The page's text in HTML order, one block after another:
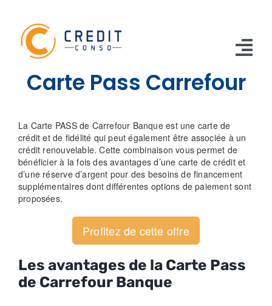
content
TRAVAUX
VOITURE
PERSO
RENOUVELABLE
RACHAT CREDIT
Carte Pass Carrefour
La Carte PASS de Carrefour Banque est une carte de
crédit et de fidélité qui peut également être associée à un
crédit renouvelable. Cette combinaison vous permet de
bénéficier à la fois des avantages d’une carte de crédit et
d’une réserve d’argent pour des besoins de financement
supplémentaires dont différentes options de paiement sont
proposées.
Profitez de cette offre
Les avantages de la Carte Pass
de Carrefour Banque